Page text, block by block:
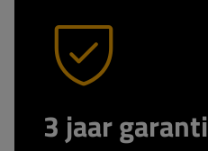
3 jaar